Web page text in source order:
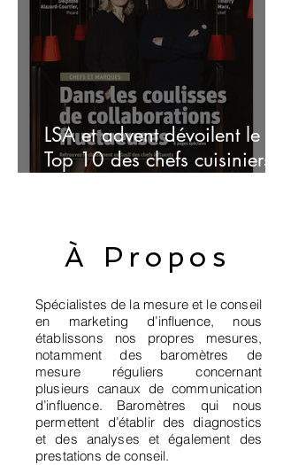
LSA et advent dévoilent le
Top 10 des chefs cuisiniers
À Propos
Spécialistes de la mesure et le conseil
en marketing d’influence, nous
établissons nos propres mesures,
notamment des baromètres de
mesure réguliers concernant
plusieurs canaux de communication
d’influence. Baromètres qui nous
permettent d’établir des diagnostics
et des analyses et également des
prestations de conseil.